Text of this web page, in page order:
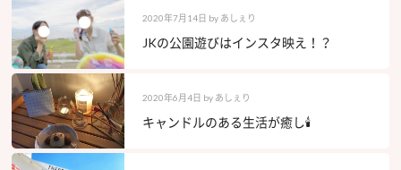
2020年7月14日 by あしぇり
JKの公園遊びはインスタ映え！？
2020年6月4日 by あしぇり
キャンドルのある生活が癒し🕯